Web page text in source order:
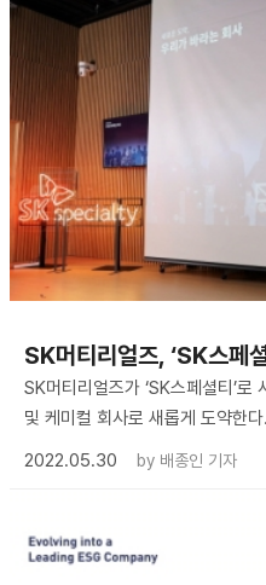
SK머티리얼즈, ‘SK스페
SK머티리얼즈가 ‘SK스페셜티’
및 케미컬 회사로 새롭게 도약한다.
2022.05.30
by 배종인 기자